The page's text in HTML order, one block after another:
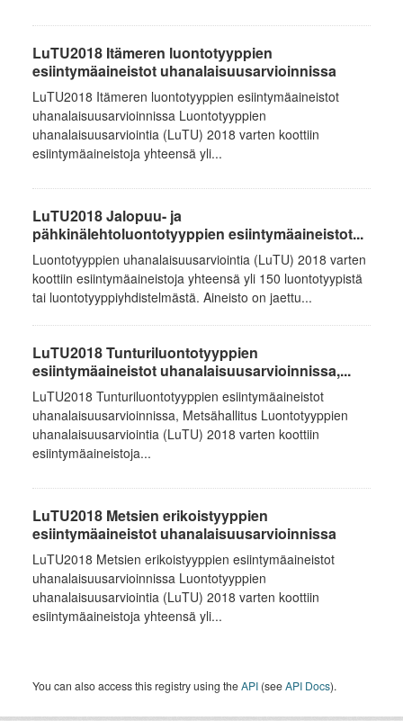
LuTU2018 Itämeren luontotyyppien
esiintymäaineistot uhanalaisuusarvioinnissa
LuTU2018 Itämeren luontotyyppien esiintymäaineistot
uhanalaisuusarvioinnissa Luontotyyppien
uhanalaisuusarviointia (LuTU) 2018 varten koottiin
esiintymäaineistoja yhteensä yli...
LuTU2018 Jalopuu- ja
pähkinälehtoluontotyyppien esiintymäaineistot...
Luontotyyppien uhanalaisuusarviointia (LuTU) 2018 varten
koottiin esiintymäaineistoja yhteensä yli 150 luontotyypistä
tai luontotyyppiyhdistelmästä. Aineisto on jaettu...
LuTU2018 Tunturiluontotyyppien
esiintymäaineistot uhanalaisuusarvioinnissa,...
LuTU2018 Tunturiluontotyyppien esiintymäaineistot
uhanalaisuusarvioinnissa, Metsähallitus Luontotyyppien
uhanalaisuusarviointia (LuTU) 2018 varten koottiin
esiintymäaineistoja...
LuTU2018 Metsien erikoistyyppien
esiintymäaineistot uhanalaisuusarvioinnissa
LuTU2018 Metsien erikoistyyppien esiintymäaineistot
uhanalaisuusarvioinnissa Luontotyyppien
uhanalaisuusarviointia (LuTU) 2018 varten koottiin
esiintymäaineistoja yhteensä yli...
You can also access this registry using theAPI (seeAPI Docs).